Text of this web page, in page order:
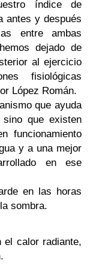
índice de
antes y después
entre ambas
dejado de
al ejercicio
fisiológicas
López Román.
que ayuda
que existen
funcionamiento
y a una mejor
en ese
en las horas
sombra.
el calor radiante,